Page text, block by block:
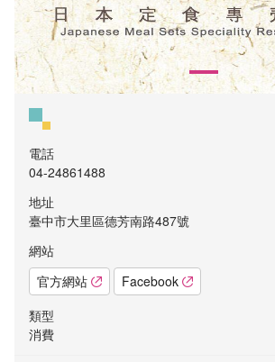
電話
04-24861488
地址
臺中市大里區德芳南路487號
網站
官方網站
Facebook
類型
消費